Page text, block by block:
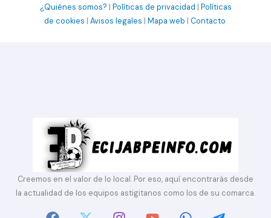
¿Quiénes somos? | Políticas de privacidad | Políticas
de cookies | Avisos legales | Mapa web | Contacto
Creemos en el valor de lo local. Por eso, aquí encontrarás desde
la actualidad de los equipos astigitanos como los de su comarca.